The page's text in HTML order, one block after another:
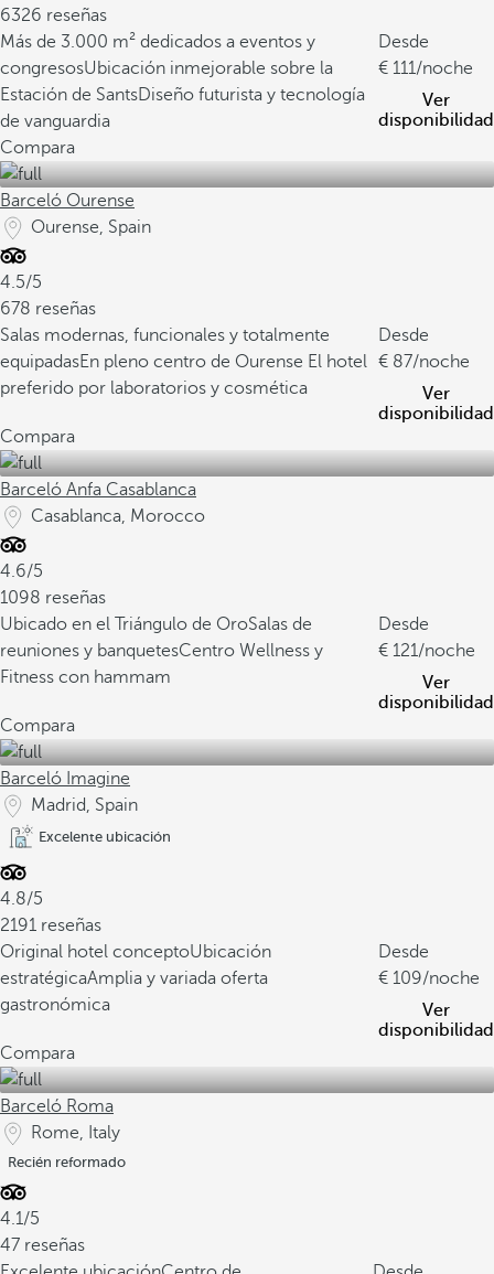
6326 reseñas
Más de 3.000 m² dedicados a eventos y
congresosUbicación inmejorable sobre la
Estación de SantsDiseño futurista y tecnología
de vanguardia
Desde
111/noche
Ver
disponibilidad
Compara
Barceló Ourense
Ourense, Spain
4.5/5
678 reseñas
Salas modernas, funcionales y totalmente
equipadasEn pleno centro de Ourense El hotel
preferido por laboratorios y cosmética
Desde
87/noche
Ver
disponibilidad
Compara
Barceló Anfa Casablanca
Casablanca, Morocco
4.6/5
1098 reseñas
Ubicado en el Triángulo de OroSalas de
reuniones y banquetesCentro Wellness y
Fitness con hammam
Desde
121/noche
Ver
disponibilidad
Compara
Barceló Imagine
Madrid, Spain
Excelente ubicación
4.8/5
2191 reseñas
Original hotel conceptoUbicación
estratégicaAmplia y variada oferta
gastronómica
Desde
109/noche
Ver
disponibilidad
Compara
Barceló Roma
Rome, Italy
Recién reformado
4.1/5
47 reseñas